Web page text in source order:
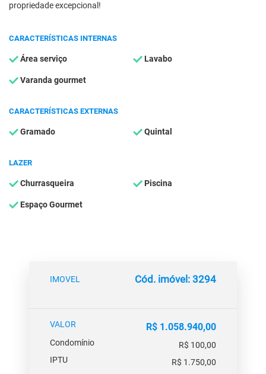
propriedade excepcional!
CARACTERÍSTICAS INTERNAS
Área serviço Lavabo
Varanda gourmet
CARACTERÍSTICAS EXTERNAS
Gramado Quintal
LAZER
Churrasqueira Piscina
Espaço Gourmet
IMOVEL Cód. imóvel: 3294
VALOR R$ 1.058.940,00
Condomínio
R$ 100,00
IPTU
R$ 1.750,00